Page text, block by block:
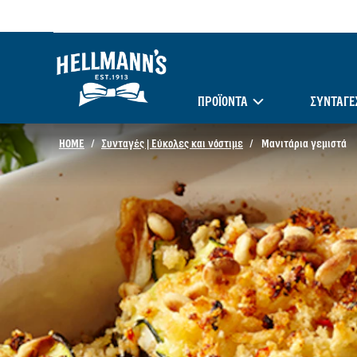
ΠΡΟΪΟΝΤΑ
HOME Συνταγές | Εύκολες και νόστιμε Μανιτάρια γεμιστά